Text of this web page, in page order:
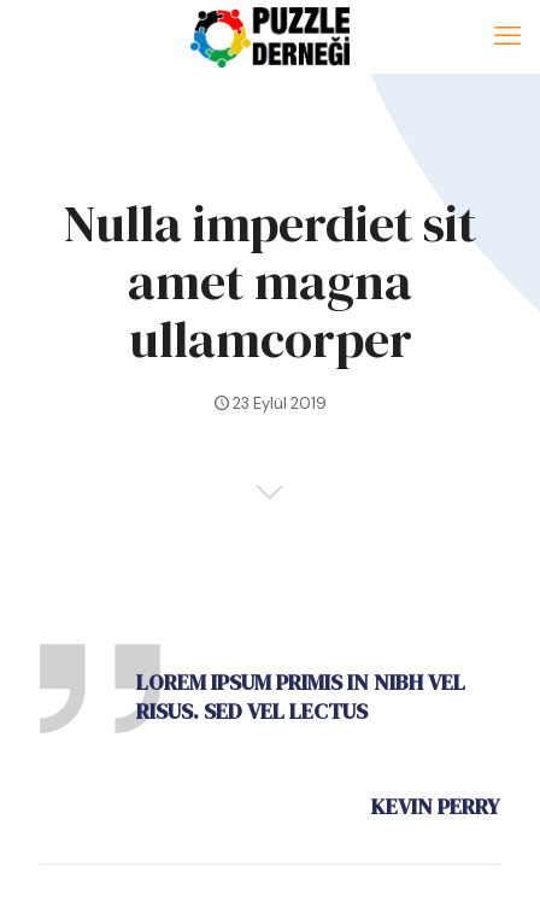
Nulla imperdiet sit
amet magna
ullamcorper
23 Eylül 2019
LOREM IPSUM PRIMIS IN NIBH VEL
RISUS. SED VEL LECTUS
KEVIN PERRY